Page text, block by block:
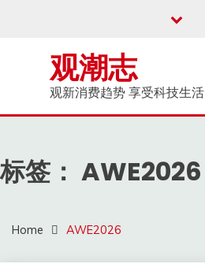
观潮志
观新消费趋势 享受科技生活
标签： AWE2026
Home AWE2026